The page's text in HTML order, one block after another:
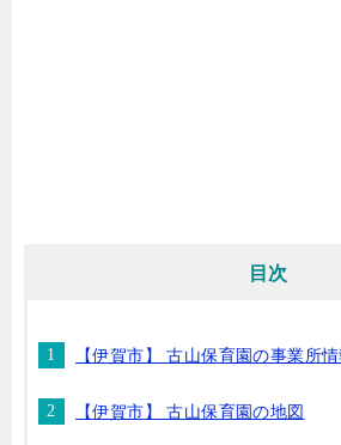
目次
【伊賀市】 古山保育園の事業所情
【伊賀市】 古山保育園の地図